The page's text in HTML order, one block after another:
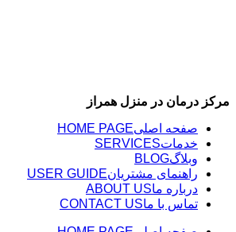
مرکز درمان در منزل همراز
صفحه اصلیHOME PAGE
خدماتSERVICES
وبلاگBLOG
راهنمای مشتریانUSER GUIDE
درباره ماABOUT US
تماس با ماCONTACT US